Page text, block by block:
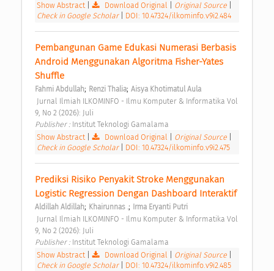
Show Abstract| Download Original Original Source
Check in Google Scholar
DOI: 10.47324/ilkominfo.v9i2.484
Pembangunan Game Edukasi Numerasi Berbasis
Android Menggunakan Algoritma Fisher-Yates
Shuffle
Fahmi Abdullah; Renzi Thalia; Aisya Khotimatul Aula
9, No 2 (2026): Juli
Publisher : Institut Teknologi Gamalama
Show Abstract| Download Original Original Source
Check in Google Scholar
DOI: 10.47324/ilkominfo.v9i2.475
Prediksi Risiko Penyakit Stroke Menggunakan
Logistic Regression Dengan Dashboard Interaktif
Aldillah Aldillah; Khairunnas .; Irma Eryanti Putri
9, No 2 (2026): Juli
Publisher : Institut Teknologi Gamalama
Show Abstract| Download Original Original Source
Check in Google Scholar
DOI: 10.47324/ilkominfo.v9i2.485